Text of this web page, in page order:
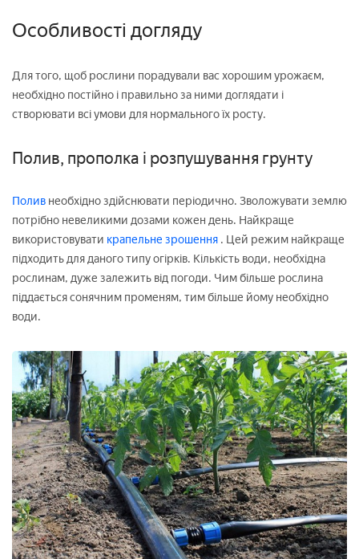
Особливості догляду
Для того, щоб рослини порадували вас хорошим урожаєм,
необхідно постійно і правильно за ними доглядати і
створювати всі умови для нормального їх росту.
Полив, прополка і розпушування грунту
Полив необхідно здійснювати періодично. Зволожувати землю
потрібно невеликими дозами кожен день. Найкраще
використовувати крапельне зрошення . Цей режим найкраще
підходить для даного типу огірків. Кількість води, необхідна
рослинам, дуже залежить від погоди. Чим більше рослина
піддається сонячним променям, тим більше йому необхідно
води.